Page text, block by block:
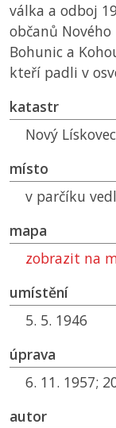
válka a odboj
občanů Nového
Bohunic a
kteří padli v
katastr
Nový Lískovec
místo
v parčíku
mapa
zobrazit na
umístění
5. 5. 1946
úprava
6. 11. 1957;
autor